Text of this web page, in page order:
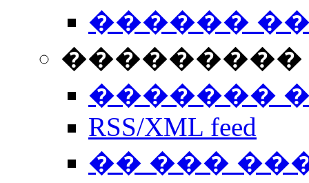
������
���������
�������
RSS/XML feed
�� ���